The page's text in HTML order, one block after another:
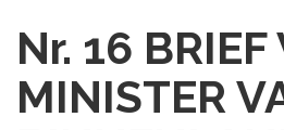
Nr. 16 BRIEF
MINISTER